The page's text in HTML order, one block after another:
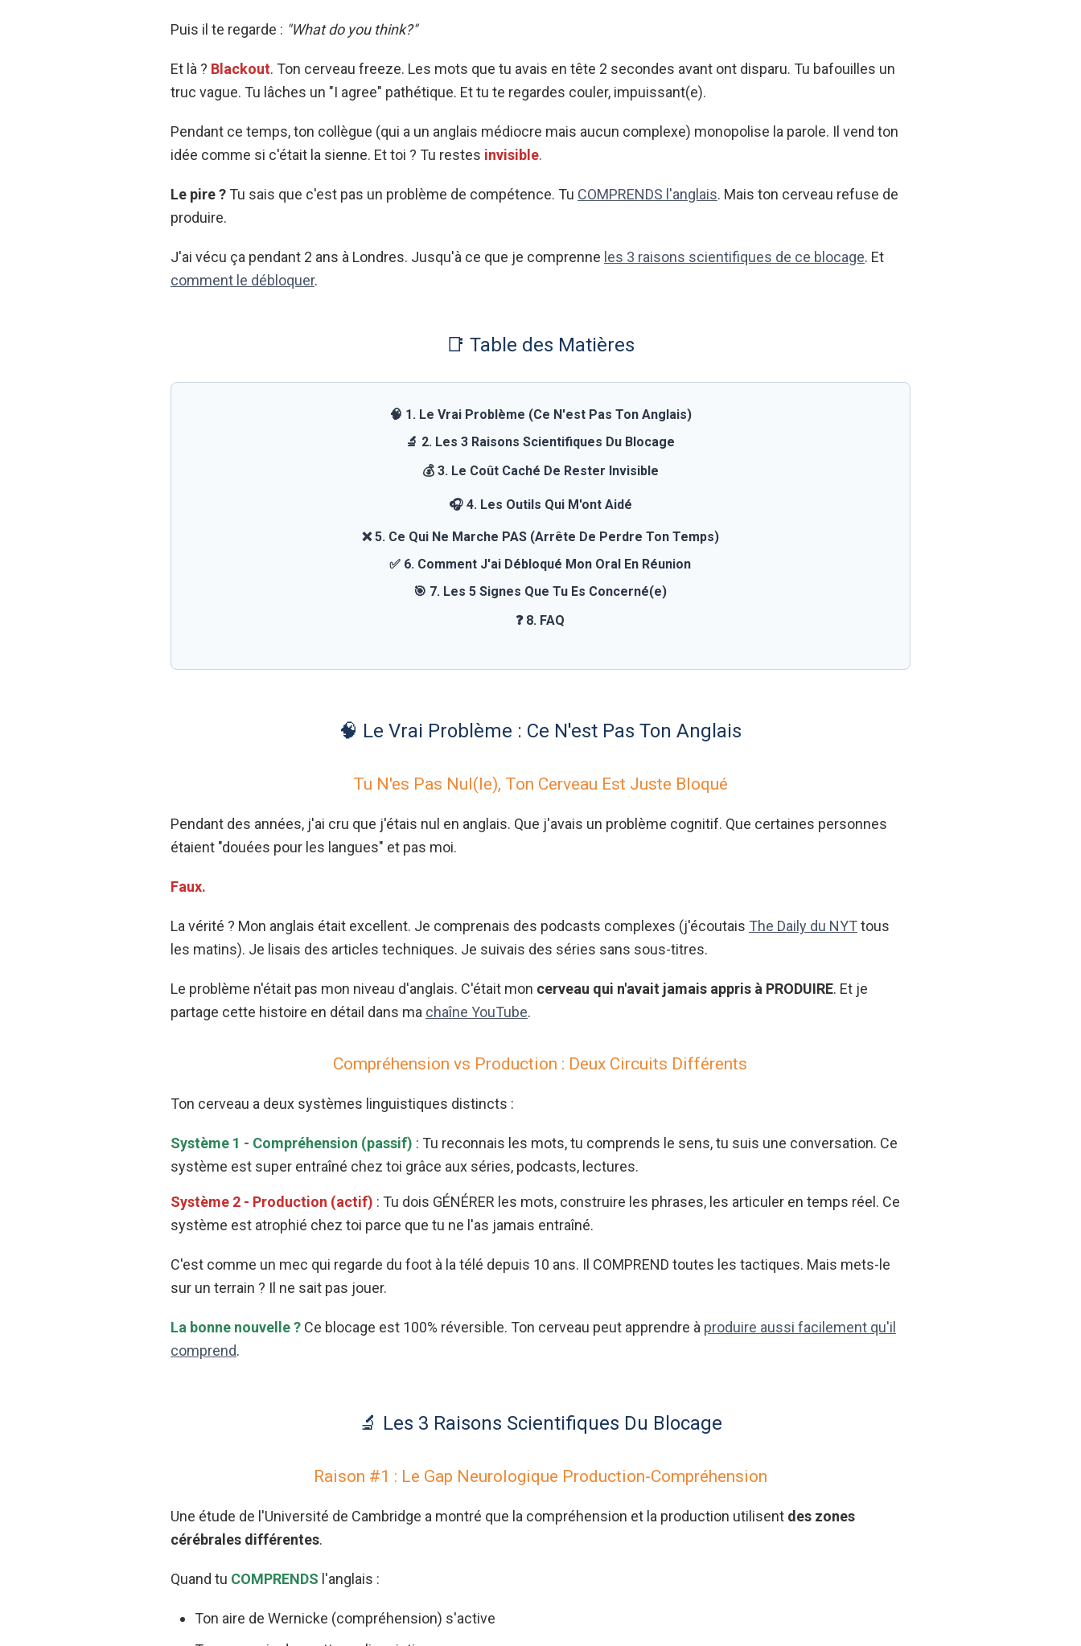
Puis il te regarde : "What do you think?"
Et là ? Blackout. Ton cerveau freeze. Les mots que tu avais en tête 2 secondes avant ont disparu. Tu bafouilles un
truc vague. Tu lâches un "I agree" pathétique. Et tu te regardes couler, impuissant(e).
Pendant ce temps, ton collègue (qui a un anglais médiocre mais aucun complexe) monopolise la parole. Il vend ton
idée comme si c'était la sienne. Et toi ? Tu restes invisible.
Le pire ? Tu sais que c'est pas un problème de compétence. Tu COMPRENDS l'anglais. Mais ton cerveau refuse de
produire.
J'ai vécu ça pendant 2 ans à Londres. Jusqu'à ce que je comprenne les 3 raisons scientifiques de ce blocage. Et
comment le débloquer.
📑 Table des Matières
🧠 1. Le Vrai Problème (Ce N'est Pas Ton Anglais)
🔬 2. Les 3 Raisons Scientifiques Du Blocage
💰 3. Le Coût Caché De Rester Invisible
🎧 4. Les Outils Qui M'ont Aidé
❌ 5. Ce Qui Ne Marche PAS (Arrête De Perdre Ton Temps)
✅ 6. Comment J'ai Débloqué Mon Oral En Réunion
🎯 7. Les 5 Signes Que Tu Es Concerné(e)
❓ 8. FAQ
🧠 Le Vrai Problème : Ce N'est Pas Ton Anglais
Tu N'es Pas Nul(le), Ton Cerveau Est Juste Bloqué
Pendant des années, j'ai cru que j'étais nul en anglais. Que j'avais un problème cognitif. Que certaines personnes
étaient "douées pour les langues" et pas moi.
Faux.
La vérité ? Mon anglais était excellent. Je comprenais des podcasts complexes (j'écoutais The Daily du NYTtous
les matins). Je lisais des articles techniques. Je suivais des séries sans sous-titres.
Le problème n'était pas mon niveau d'anglais. C'était mon cerveau qui n'avait jamais appris à PRODUIRE. Et je
partage cette histoire en détail dans ma chaîne YouTube.
Compréhension vs Production : Deux Circuits Différents
Ton cerveau a deux systèmes linguistiques distincts :
Système 1 - Compréhension (passif) : Tu reconnais les mots, tu comprends le sens, tu suis une conversation. Ce
système est super entraîné chez toi grâce aux séries, podcasts, lectures.
Système 2 - Production (actif) : Tu dois GÉNÉRER les mots, construire les phrases, les articuler en temps réel. Ce
système est atrophié chez toi parce que tu ne l'as jamais entraîné.
C'est comme un mec qui regarde du foot à la télé depuis 10 ans. Il COMPREND toutes les tactiques. Mais mets-le
sur un terrain ? Il ne sait pas jouer.
La bonne nouvelle ? Ce blocage est 100% réversible. Ton cerveau peut apprendre à produire aussi facilement qu'il
comprend.
🔬 Les 3 Raisons Scientifiques Du Blocage
Raison #1 : Le Gap Neurologique Production-Compréhension
Une étude de l'Université de Cambridge a montré que la compréhension et la production utilisent des zones
cérébrales différentes.
Quand tu COMPRENDS l'anglais :
Ton aire de Wernicke (compréhension) s'active